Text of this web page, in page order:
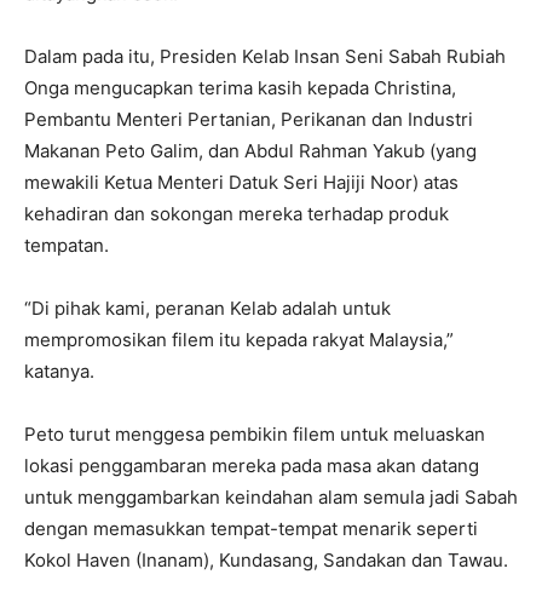
Dalam pada itu, Presiden Kelab Insan Seni Sabah Rubiah
Onga mengucapkan terima kasih kepada Christina,
Pembantu Menteri Pertanian, Perikanan dan Industri
Makanan Peto Galim, dan Abdul Rahman Yakub (yang
mewakili Ketua Menteri Datuk Seri Hajiji Noor) atas
kehadiran dan sokongan mereka terhadap produk
tempatan.
“Di pihak kami, peranan Kelab adalah untuk
mempromosikan filem itu kepada rakyat Malaysia,”
katanya.
Peto turut menggesa pembikin filem untuk meluaskan
lokasi penggambaran mereka pada masa akan datang
untuk menggambarkan keindahan alam semula jadi Sabah
dengan memasukkan tempat-tempat menarik seperti
Kokol Haven (Inanam), Kundasang, Sandakan dan Tawau.